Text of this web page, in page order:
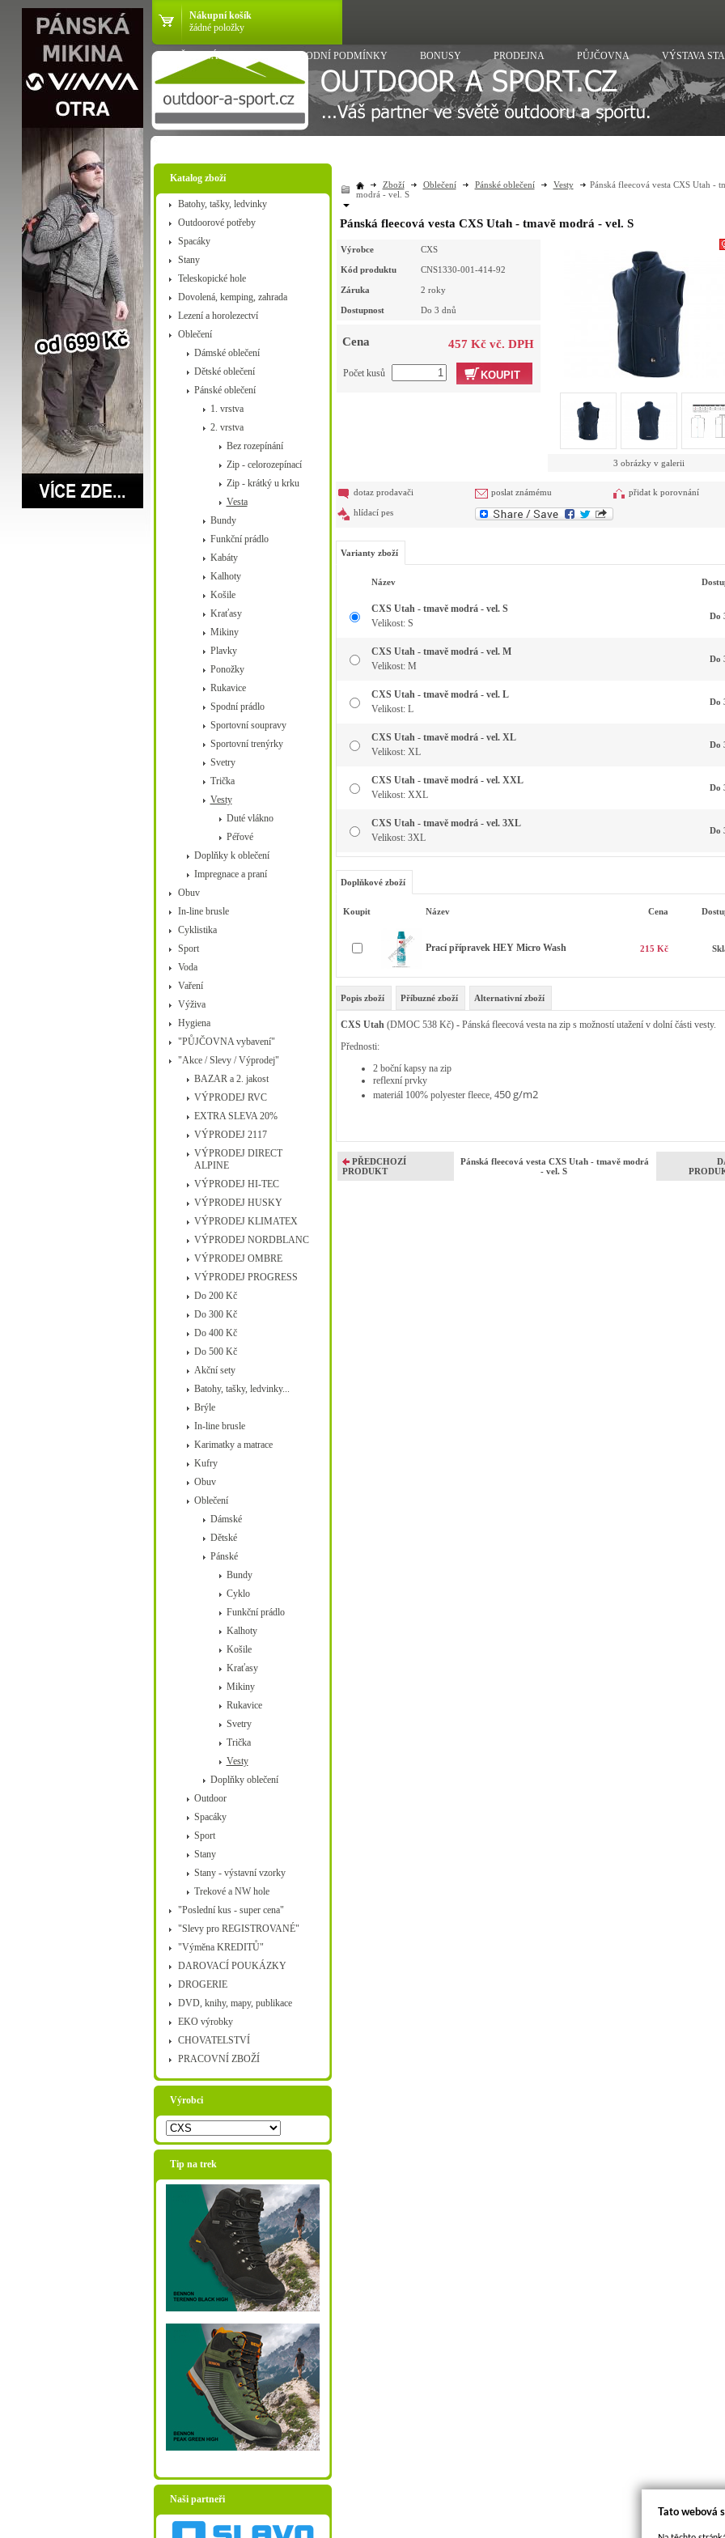
Nákupní košík
žádné položky
VŠE O NÁKUPU OBCHODNÍ PODMÍNKY BONUSY PRODEJNA PŮJČOVNA VÝSTAVA
Katalog zboží
Batohy, tašky, ledvinky
Outdoorové potřeby
Spacáky
Stany
Teleskopické hole
Dovolená, kemping, zahrada
Lezení a horolezectví
Oblečení
Dámské oblečení
Dětské oblečení
Pánské oblečení
1. vrstva
2. vrstva
Bez rozepínání
Zip - celorozepínací
Zip - krátký u krku
Vesta
Bundy
Funkční prádlo
Kabáty
Kalhoty
Košile
Kraťasy
Mikiny
Plavky
Ponožky
Rukavice
Spodní prádlo
Sportovní soupravy
Sportovní trenýrky
Svetry
Trička
Vesty
Duté vlákno
Péřové
Doplňky k oblečení
Impregnace a praní
Obuv
In-line brusle
Cyklistika
Sport
Voda
Vaření
Výživa
Hygiena
"PŮJČOVNA vybavení"
"Akce / Slevy / Výprodej"
BAZAR a 2. jakost
VÝPRODEJ RVC
EXTRA SLEVA 20%
VÝPRODEJ 2117
VÝPRODEJ DIRECT
ALPINE
VÝPRODEJ HI-TEC
VÝPRODEJ HUSKY
VÝPRODEJ KLIMATEX
VÝPRODEJ NORDBLANC
VÝPRODEJ OMBRE
VÝPRODEJ PROGRESS
Do 200 Kč
Do 300 Kč
Do 400 Kč
Do 500 Kč
Akční sety
Batohy, tašky, ledvinky...
Brýle
In-line brusle
Karimatky a matrace
Kufry
Obuv
Oblečení
Dámské
Dětské
Pánské
Bundy
Cyklo
Funkční prádlo
Kalhoty
Košile
Kraťasy
Mikiny
Rukavice
Svetry
Trička
Vesty
Doplňky oblečení
Outdoor
Spacáky
Sport
Stany
Stany - výstavní vzorky
Trekové a NW hole
"Poslední kus - super cena"
"Slevy pro REGISTROVANÉ"
"Výměna KREDITŮ"
DAROVACÍ POUKÁZKY
DROGERIE
DVD, knihy, mapy, publikace
EKO výrobky
CHOVATELSTVÍ
PRACOVNÍ ZBOŽÍ
Výrobci
Tip na trek
Naši partneři
Zboží Oblečení Pánské oblečení Vesty
Pánská fleecová vesta CXS Utah -
modrá - vel. S
Pánská fleecová vesta CXS Utah - tmavě modrá - vel. S
Výrobce CXS
Kód produktu CNS1330-001-414-92
Záruka 2 roky
Dostupnost Do 3 dnů
Cena 457 Kč vč. DPH
KOUPIT
Počet kusů
3 obrázky v galerii
dotaz prodavači poslat známému přidat k porovnání
hlídací pes
Varianty zboží
Název
CXS Utah - tmavě modrá - vel. S
Velikost: S
Do
CXS Utah - tmavě modrá - vel. M
Velikost: M
Do
CXS Utah - tmavě modrá - vel. L
Velikost: L
Do
CXS Utah - tmavě modrá - vel. XL
Velikost: XL
Do
CXS Utah - tmavě modrá - vel. XXL
Velikost: XXL
Do
CXS Utah - tmavě modrá - vel. 3XL
Velikost: 3XL
Do
Doplňkové zboží
Koupit Název Cena
Prací přípravek HEY Micro Wash 215 Kč
Popis zboží Příbuzné zboží Alternativní zboží
CXS Utah(DMOC 538 Kč) - Pánská fleecová vesta na zip s možností utažení v dolní části vesty.
Přednosti:
2 boční kapsy na zip
reflexní prvky
materiál 100% polyester fleece, 450 g/m2
PŘEDCHOZÍ
PRODUKT
Pánská fleecová vesta CXS Utah - tmavě modrá
- vel. S
Tato webová